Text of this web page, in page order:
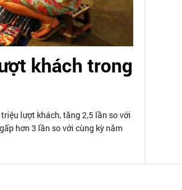
khách trong
lượt khách, tăng 2,5 lần so với
hơn 3 lần so với cùng kỳ năm